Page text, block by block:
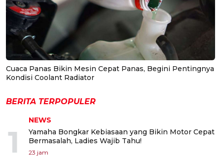
Cuaca Panas Bikin Mesin Cepat Panas, Begini Pentingnya
Kondisi Coolant Radiator
BERITA TERPOPULER
1
NEWS
Yamaha Bongkar Kebiasaan yang Bikin Motor Cepat
Bermasalah, Ladies Wajib Tahu!
23 jam